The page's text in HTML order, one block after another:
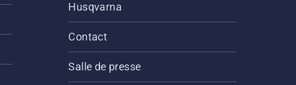
Husqvarna
Contact
Salle de presse